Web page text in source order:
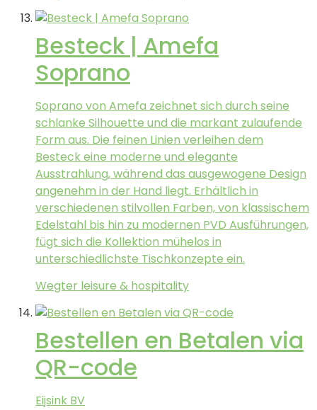
Besteck | Amefa
Soprano
Soprano von Amefa zeichnet sich durch seine
schlanke Silhouette und die markant zulaufende
Form aus. Die feinen Linien verleihen dem
Besteck eine moderne und elegante
Ausstrahlung, während das ausgewogene Design
angenehm in der Hand liegt. Erhältlich in
verschiedenen stilvollen Farben, von klassischem
Edelstahl bis hin zu modernen PVD Ausführungen,
fügt sich die Kollektion mühelos in
unterschiedlichste Tischkonzepte ein.
Wegter leisure & hospitality
Bestellen en Betalen via
QR-code
Eijsink BV